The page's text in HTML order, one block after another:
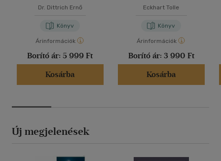
Dr. Dittrich Ernő
Könyv
Árinformációk
Borító ár: 5 999 Ft
Kosárba
Eckhart Tolle
Könyv
Árinformációk
Borító ár: 3 990 Ft
Kosárba
Új megjelenések